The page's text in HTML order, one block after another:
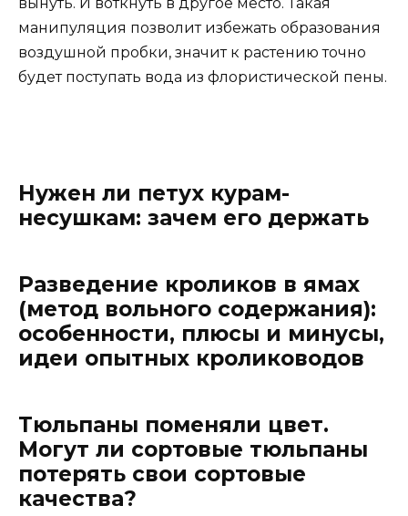
вынуть. И воткнуть в другое место. Такая
манипуляция позволит избежать образования
воздушной пробки, значит к растению точно
будет поступать вода из флористической пены.
Нужен ли петух курам-
несушкам: зачем его держать
Разведение кроликов в ямах
(метод вольного содержания):
особенности, плюсы и минусы,
идеи опытных кролиководов
Тюльпаны поменяли цвет.
Могут ли сортовые тюльпаны
потерять свои сортовые
качества?